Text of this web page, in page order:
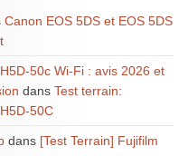
Canon EOS 5DS et EOS 5DS
50c Wi-Fi : avis 2026 et
dans Test terrain:
50C
dans [Test Terrain] Fujifilm